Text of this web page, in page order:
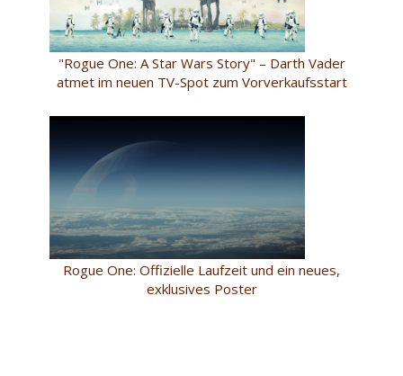
"Rogue One: A Star Wars Story" – Darth Vader
atmet im neuen TV-Spot zum Vorverkaufsstart
Rogue One: Offizielle Laufzeit und ein neues,
exklusives Poster